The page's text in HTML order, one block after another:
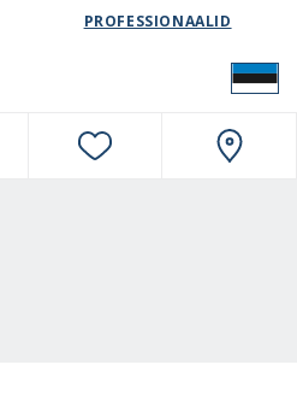
NAVIGATION
PROFESSIONAALID